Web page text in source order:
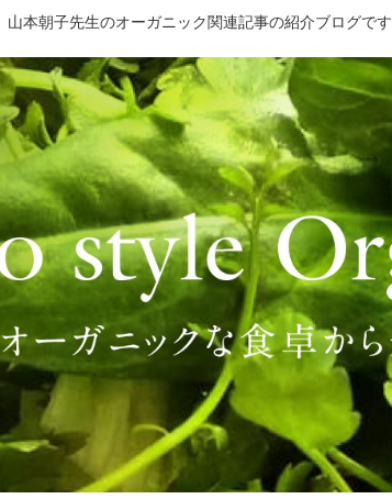
山本朝子先生のオーガニック関連記事の紹介ブログです